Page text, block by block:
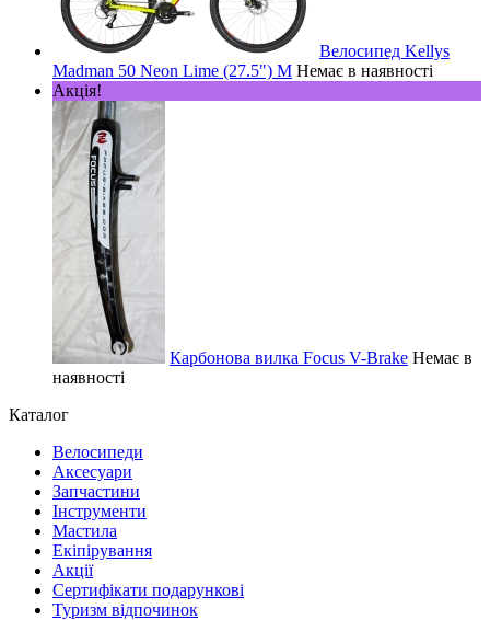
Велосипед Kellys
Madman 50 Neon Lime (27.5") M Немає в наявності
Акція!
Карбонова вилка Focus V-Brake Немає в
наявності
Каталог
Велосипеди
Аксесуари
Запчастини
Інструменти
Мастила
Екіпірування
Акції
Сертифікати подарункові
Туризм відпочинок